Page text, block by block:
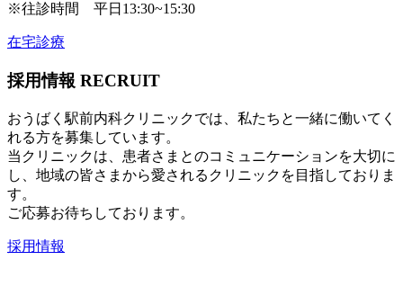
※往診時間 平日13:30~15:30
在宅診療
採用情報 RECRUIT
おうばく駅前内科クリニックでは、私たちと一緒に働いてく
れる方を募集しています。
当クリニックは、患者さまとのコミュニケーションを大切に
し、地域の皆さまから愛されるクリニックを目指しておりま
す。
ご応募お待ちしております。
採用情報